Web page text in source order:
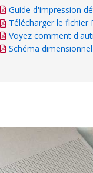
Guide d'impression
Télécharger le fichier
Voyez comment
Schéma